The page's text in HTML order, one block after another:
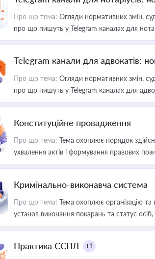
Про що тема: Огляди нормативних змін,
про що пишуть у Telegram каналах для
Telegram канали для адвокатів:
Про що тема: Огляди нормативних змін,
про що пишуть у Telegram каналах для
Конституційне провадження
Про що тема: Тема охоплює порядок
ухвалення актів і формування правових
Кримінально-виконавча система
Про що тема: Тема охоплює організацію та
установ виконання покарань та статус
Практика ЄСПЛ +1